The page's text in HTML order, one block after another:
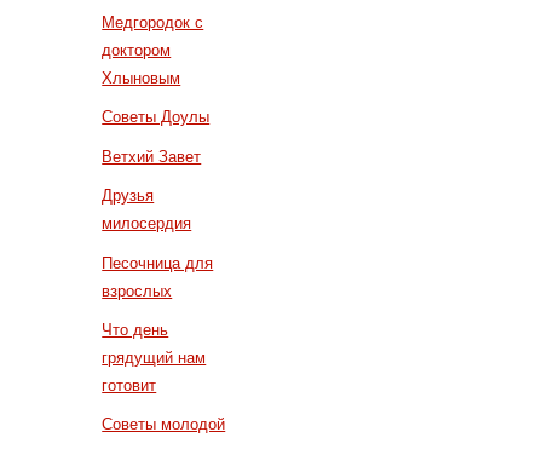
Медгородок с
доктором
Хлыновым
Советы Доулы
Ветхий Завет
Друзья
милосердия
Песочница для
взрослых
Что день
грядущий нам
готовит
Советы молодой